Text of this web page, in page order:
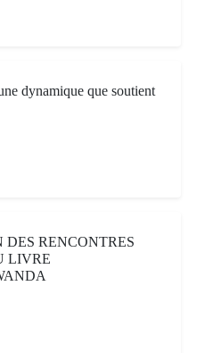
dynamique que soutient
DES RENCONTRES
LIVRE